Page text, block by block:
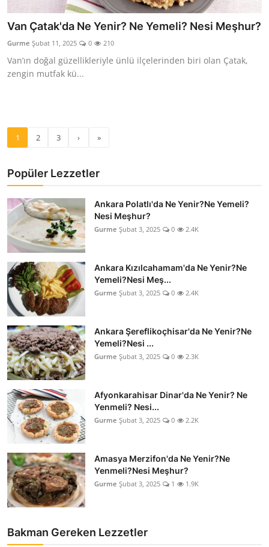
Van Çatak'da Ne Yenir? Ne Yemeli? Nesi Meşhur?
Gurme Şubat 11, 2025 0 210
Van’ın doğal güzellikleriyle ünlü ilçelerinden biri olan Çatak,
zengin mutfak kü...
1 2 3 › »
Popüler Lezzetler
Ankara Polatlı'da Ne Yenir?Ne Yemeli?
Nesi Meşhur?
Gurme Şubat 3, 2025 0 2.4K
Ankara Kızılcahamam'da Ne Yenir?Ne
Yemeli?Nesi Meş...
Gurme Şubat 3, 2025 0 2.4K
Ankara Şereflikoçhisar'da Ne Yenir?Ne
Yemeli?Nesi ...
Gurme Şubat 3, 2025 0 2.3K
Afyonkarahisar Dinar'da Ne Yenir? Ne
Yenmeli? Nesi...
Gurme Şubat 3, 2025 0 2.2K
Amasya Merzifon'da Ne Yenir?Ne
Yenmeli?Nesi Meşhur?
Gurme Şubat 3, 2025 1 1.9K
Bakman Gereken Lezzetler